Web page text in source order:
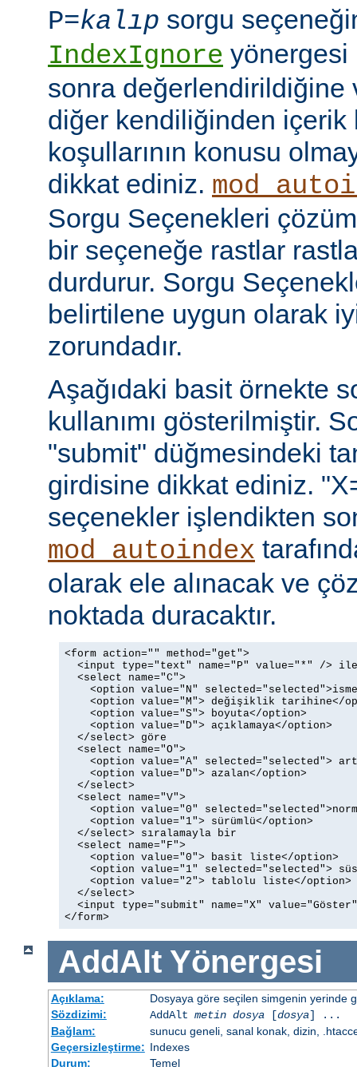
P=kalıp sorgu
IndexIgnore yönergesi
sonra değerlendirildiğine
diğer kendiliğinden içerik
koşullarının konusu
dikkat ediniz.
Sorgu Seçenekleri
bir seçeneğe rastlar
durdurur. Sorgu
belirtilene uygun olarak
zorundadır.
Aşağıdaki basit örnekte
kullanımı gösterilmiştir.
"submit" düğmesindeki
girdisine dikkat ediniz.
seçenekler işlendikten
mod_autoindex
olarak ele alınacak ve
noktada duracaktır.
<form action="" method="get">
<input type="text" name="P" value="*" />
  <select name="C">
<option value="N"
<option value="M"> değişiklik tarihine</
    <option value="S"> boyuta</option>
    <option value="D"> açıklamaya</option>
  </select> göre
  <select name="O">
<option value="A" selected="selected">
    <option value="D"> azalan</option>
  </select>
  <select name="V">
<option value="0"
    <option value="1"> sürümlü</option>
  </select> sıralamayla bir
  <select name="F">
    <option value="0"> basit liste</option>
<option value="1" selected="selected">
    <option value="2"> tablolu liste</option>
  </select>
<input type="submit" name="X"
</form>
AddAlt Yönergesi
Açıklama:
Dosyaya göre seçilen simgenin yerinde
Sözdizimi:
AddAlt metin dosya[dosya] ...
Bağlam:
sunucu geneli, sanal konak, dizin,
Geçersizleştirme: Indexes
Durum:
Temel